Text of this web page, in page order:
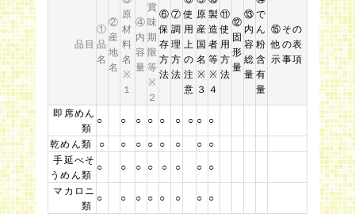
品目
①
品
名
②
産
地
名
原
材
料
名
※
１
④
内
容
量
賞
味
期
限
等
※
２
⑥
保
存
方
法
⑦
調
理
方
法
使
用
上
の
注
意
原
産
国
名
※
３
製
造
者
等
※
４
⑪
使
用
方
法
⑫
固
形
量
⑬
内
容
総
量
で
ん
粉
含
有
量
⑮その
他の表
示事項
即席めん
類
○ ○ ○ ○ ○ ○ ○ ○ ○
乾めん類
○ ○ ○ ○ ○ ○ ○ ○
手延べそ
うめん類
○ ○ ○ ○ ○ ○ ○ ○
マカロニ
類
○ ○ ○ ○ ○ ○ ○ ○